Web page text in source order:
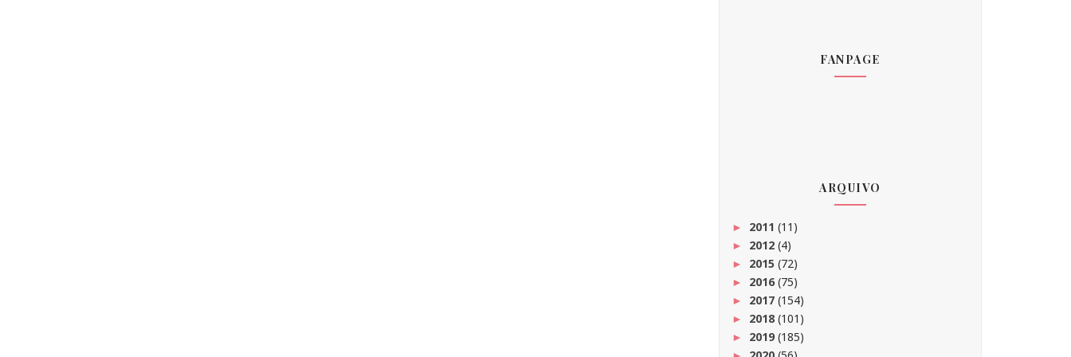
FANPAGE
ARQUIVO
► 2011 (11)
► 2012 (4)
► 2015 (72)
► 2016(75)
► 2017 (154)
► 2018 (101)
► 2019(185)